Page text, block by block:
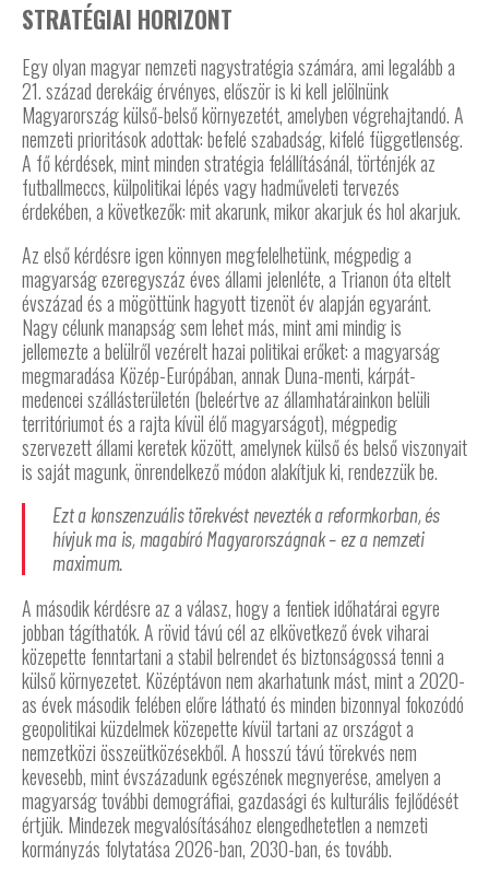
STRATÉGIAI HORIZONT
Egy olyan magyar nemzeti nagystratégia számára, ami legalább a
21. század derekáig érvényes, először is ki kell jelölnünk
Magyarország külső-belső környezetét, amelyben végrehajtandó. A
nemzeti prioritások adottak: befelé szabadság, kifelé függetlenség.
A fő kérdések, mint minden stratégia felállításánál, történjék az
futballmeccs, külpolitikai lépés vagy hadműveleti tervezés
érdekében, a következők: mit akarunk, mikor akarjuk és hol akarjuk.
Az első kérdésre igen könnyen megfelelhetünk, mégpedig a
magyarság ezeregyszáz éves állami jelenléte, a Trianon óta eltelt
évszázad és a mögöttünk hagyott tizenöt év alapján egyaránt.
Nagy célunk manapság sem lehet más, mint ami mindig is
jellemezte a belülről vezérelt hazai politikai erőket: a magyarság
megmaradása Közép-Európában, annak Duna-menti, kárpát-
medencei szállásterületén (beleértve az államhatárainkon belüli
territóriumot és a rajta kívül élő magyarságot), mégpedig
szervezett állami keretek között, amelynek külső és belső viszonyait
is saját magunk, önrendelkező módon alakítjuk ki, rendezzük be.
Ezt a konszenzuális törekvést nevezték a reformkorban, és
hívjuk ma is, magabíró Magyarországnak – ez a nemzeti
maximum.
A második kérdésre az a válasz, hogy a fentiek időhatárai egyre
jobban tágíthatók. A rövid távú cél az elkövetkező évek viharai
közepette fenntartani a stabil belrendet és biztonságossá tenni a
külső környezetet. Középtávon nem akarhatunk mást, mint a 2020-
as évek második felében előre látható és minden bizonnyal fokozódó
geopolitikai küzdelmek közepette kívül tartani az országot a
nemzetközi összeütközésekből. A hosszú távú törekvés nem
kevesebb, mint évszázadunk egészének megnyerése, amelyen a
magyarság további demográfiai, gazdasági és kulturális fejlődését
értjük. Mindezek megvalósításához elengedhetetlen a nemzeti
kormányzás folytatása 2026-ban, 2030-ban, és tovább.